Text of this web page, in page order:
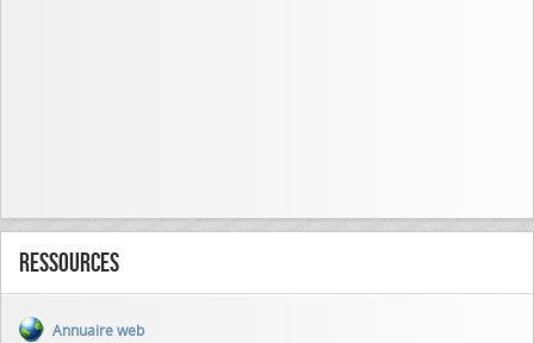
Ressources
Annuaire web